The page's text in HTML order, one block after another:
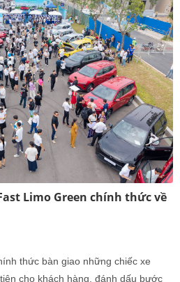
Limo Green chính thức về
thức bàn giao những chiếc xe
cho khách hàng, đánh dấu bước